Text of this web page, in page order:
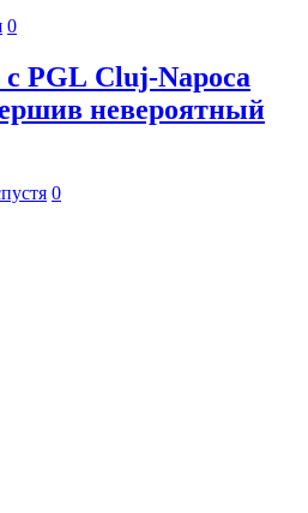
0
PGL Cluj-Napoca
невероятный
0